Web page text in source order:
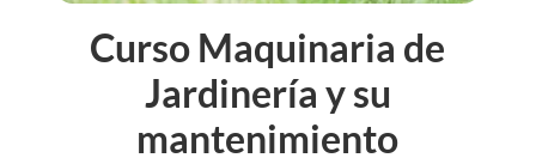
Curso Maquinaria de
Jardinería y su
mantenimiento